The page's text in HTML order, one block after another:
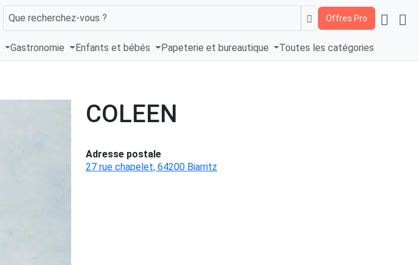
Que recherchez-vous ? Offres Pro
Gastronomie Enfants et bébés Papeterie et bureautique Toutes les catégories
COLEEN
Adresse postale
27 rue chapelet, 64200 Biarritz